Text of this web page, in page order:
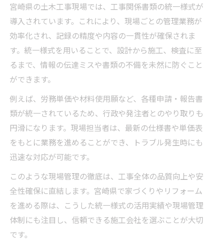
宮崎県の土木工事現場では、工事関係書類の統一様式が
導入されています。これにより、現場ごとの管理業務が
効率化され、記録の精度や内容の一貫性が確保されま
す。統一様式を用いることで、設計から施工、検査に至
るまで、情報の伝達ミスや書類の不備を未然に防ぐこと
ができます。
例えば、労務単価や材料使用願など、各種申請・報告書
類が統一されているため、行政や発注者とのやり取りも
円滑になります。現場担当者は、最新の仕様書や単価表
をもとに業務を進めることができ、トラブル発生時にも
迅速な対応が可能です。
このような現場管理の徹底は、工事全体の品質向上や安
全性確保に直結します。宮崎県で家づくりやリフォーム
を進める際は、こうした統一様式の活用実績や現場管理
体制にも注目し、信頼できる施工会社を選ぶことが大切
です。